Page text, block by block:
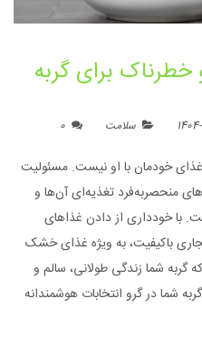
برای گربه
سلامت
خودمان با او نیست. مسئولیت
منحصربه‌فرد تغذیه‌ای آن‌ها و
با خودداری از دادن غذاهای
باکیفیت، به ویژه غذای خشک
گربه شما زندگی طولانی، سالم و
شما در گرو انتخابات هوشمندانه